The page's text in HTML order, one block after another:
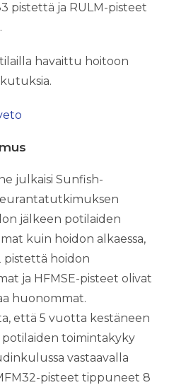
pistettä ja RULM-pisteet
havaittu hoitoon
julkaisi Sunfish-
jälkeen potilaiden
kuin hoidon alkaessa,
pistettä hoidon
ja HFMSE-pisteet olivat
huonommat.
että 5 vuotta kestäneen
potilaiden toimintakyky
vastaavalla
pisteet tippuneet 8